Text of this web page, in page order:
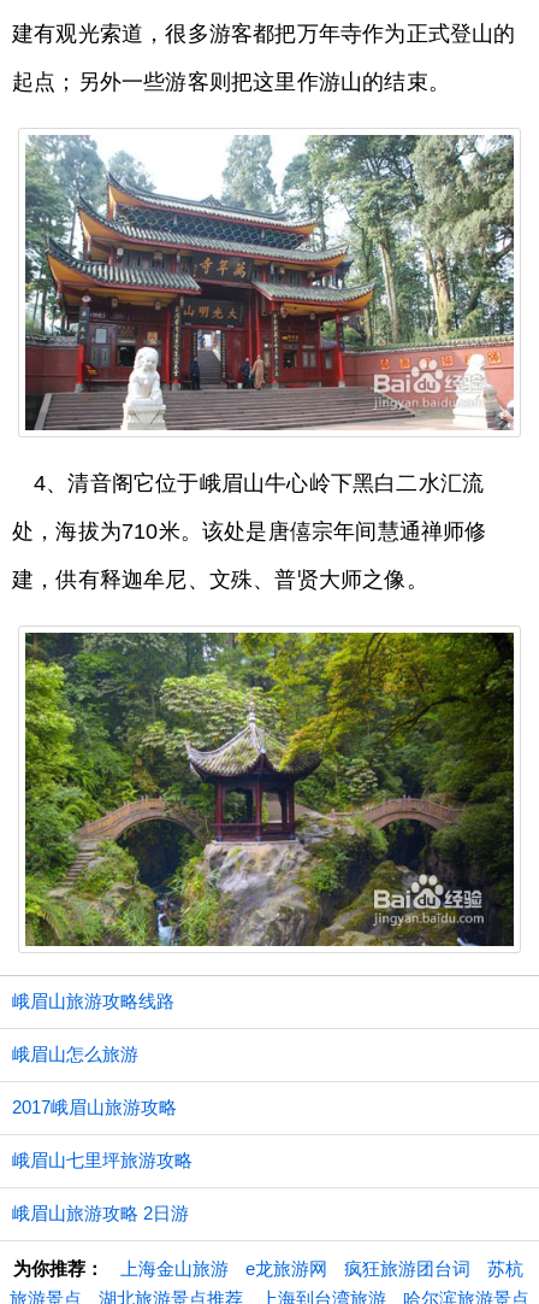
建有观光索道，很多游客都把万年寺作为正式登山的
起点；另外一些游客则把这里作游山的结束。
4、清音阁它位于峨眉山牛心岭下黑白二水汇流
处，海拔为710米。该处是唐僖宗年间慧通禅师修
建，供有释迦牟尼、文殊、普贤大师之像。
峨眉山旅游攻略线路
峨眉山怎么旅游
2017峨眉山旅游攻略
峨眉山七里坪旅游攻略
峨眉山旅游攻略 2日游
为你推荐： 上海金山旅游 e龙旅游网 疯狂旅游团台词
苏杭
旅游景点
湖北旅游景点推荐 上海到台湾旅游 哈尔滨旅游景点